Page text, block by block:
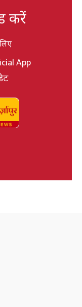
करें
App